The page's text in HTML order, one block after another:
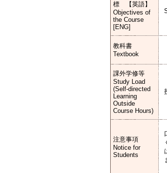
標 【英語】
Objectives of
the Course
[ENG]
教科書
Textbook
課外学修等
Study Load
(Self-directed
Learning
Outside
Course Hours)
注意事項
Notice for
Students